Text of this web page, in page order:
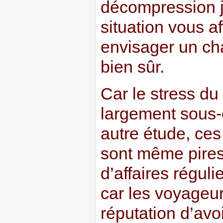
décompression
situation vous
envisager un
bien sûr.
Car le stress
largement
autre étude,
sont même
d’affaires
car les
réputation